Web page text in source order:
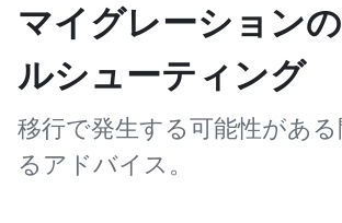
マイグレーション
ルシューティング
移行で発生する可能性があ
るアドバイス。